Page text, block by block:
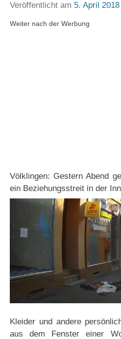
Veröffentlicht am 5. April 2018
Weiter nach der Werbung
Völklingen: Gestern Abend
ein Beziehungsstreit in der
Kleider und andere
aus dem Fenster einer